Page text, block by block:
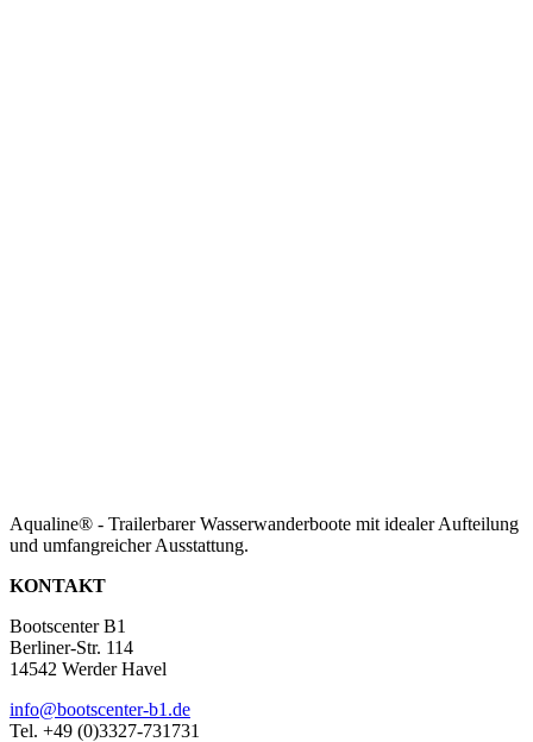
Aqualine® - Trailerbarer Wasserwanderboote mit idealer Aufteilung
und umfangreicher Ausstattung.
KONTAKT
Bootscenter B1
Berliner-Str. 114
14542 Werder Havel
info@bootscenter-b1.de
Tel. +49 (0)3327-731731